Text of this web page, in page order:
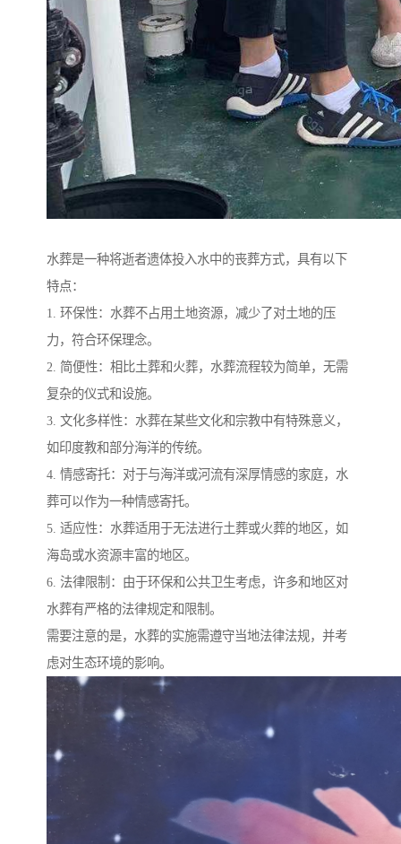
水葬是一种将逝者遗体投入水中的丧葬方式，具有以下
特点：
1. 环保性：水葬不占用土地资源，减少了对土地的压
力，符合环保理念。
2. 简便性：相比土葬和火葬，水葬流程较为简单，无需
复杂的仪式和设施。
3. 文化多样性：水葬在某些文化和宗教中有特殊意义，
如印度教和部分海洋的传统。
4. 情感寄托：对于与海洋或河流有深厚情感的家庭，水
葬可以作为一种情感寄托。
5. 适应性：水葬适用于无法进行土葬或火葬的地区，如
海岛或水资源丰富的地区。
6. 法律限制：由于环保和公共卫生考虑，许多和地区对
水葬有严格的法律规定和限制。
需要注意的是，水葬的实施需遵守当地法律法规，并考
虑对生态环境的影响。